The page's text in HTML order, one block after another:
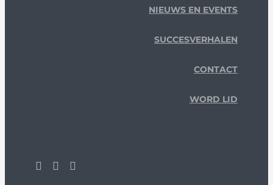
NIEUWS EN EVENTS
SUCCESVERHALEN
CONTACT
WORD LID